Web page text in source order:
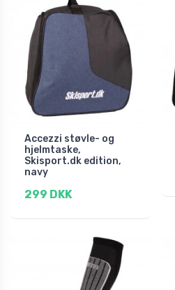
Accezzi støvle- og
hjelmtaske,
Skisport.dk edition,
navy
299 DKK